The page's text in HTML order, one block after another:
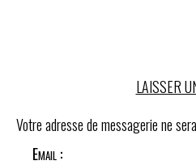
LAISSER
Votre adresse de messagerie ne
Email :